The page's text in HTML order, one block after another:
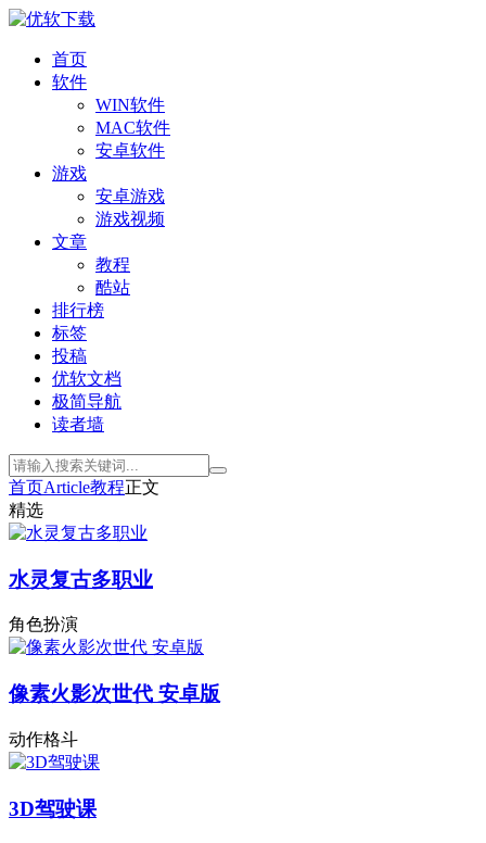
首页
软件
WIN软件
MAC软件
安卓软件
游戏
安卓游戏
游戏视频
文章
教程
酷站
排行榜
标签
投稿
优软文档
极简导航
读者墙
首页Article教程正文
精选
水灵复古多职业
角色扮演
像素火影次世代 安卓版
动作格斗
3D驾驶课